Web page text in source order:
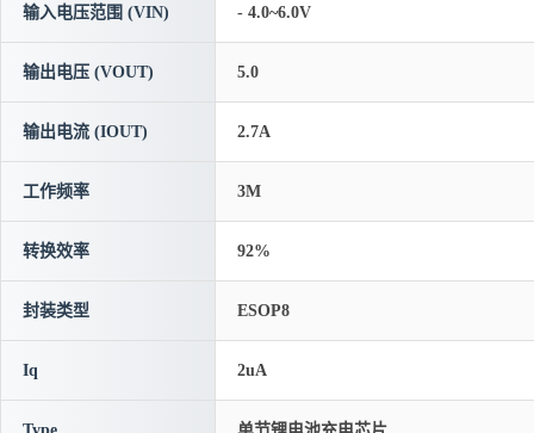
输入电压范围 (VIN) - 4.0~6.0V
输出电压 (VOUT) 5.0
输出电流 (IOUT) 2.7A
工作频率 3M
转换效率 92%
封装类型 ESOP8
Iq 2uA